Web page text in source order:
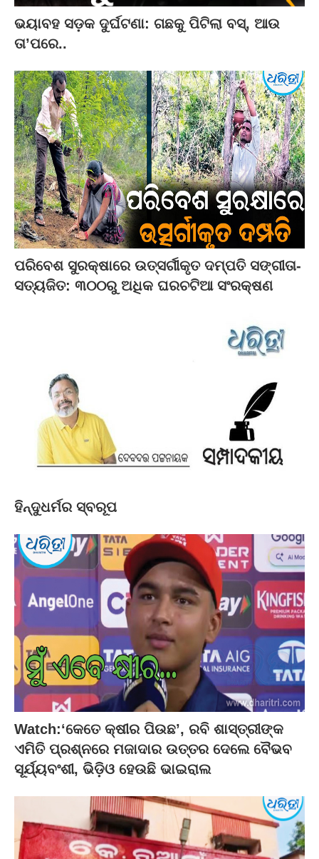
ଭୟାବହ ସଡ଼କ ଦୁର୍ଘଟଣା: ଗଛକୁ ପିଟିଲା ବସ୍‌, ଆଉ
ତା’ପରେ..
ପରିବେଶ ସୁରକ୍ଷାରେ ଉତ୍ସର୍ଗୀକୃତ ଦମ୍ପତି ସଙ୍ଗୀତା-
ସତ୍ୟଜିତ: ୩୦୦ରୁ ଅଧିକ ଘରଚଟିଆ ସଂରକ୍ଷଣ
ହିନ୍ଦୁଧର୍ମର ସ୍ବରୂପ
Watch:‘କେତେ କ୍ଷୀର ପିଉଛ’, ରବି ଶାସ୍ତ୍ରୀଙ୍କ
ଏମିତି ପ୍ରଶ୍ନରେ ମଜାଦାର ଉତ୍ତର ଦେଲେ ବୈଭବ
ସୂର୍ଯ୍ୟବଂଶୀ, ଭିଡ଼ିଓ ହେଉଛି ଭାଇରାଲ